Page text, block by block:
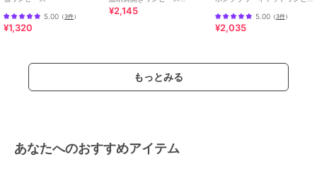
商品カテゴリ ワンピースドレス ワンピース
性別タイプ
カラー
サイズ 5サイズ展開
5% （リブ）綿95% ポリウレタン
5% 【スカート裏】 ポリエステル6
5.00 （3件）
¥1,320
(90~130cm)
¥2,145 5.00（3件）
¥2,035
もっとみる
あなたへのおすすめアイテム